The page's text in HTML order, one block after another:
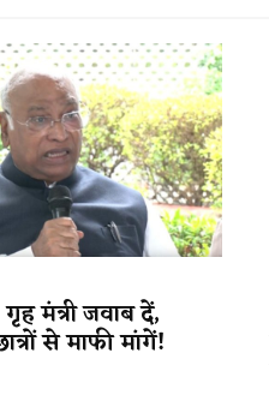
मंत्री जवाब दें,
से माफी मांगें!